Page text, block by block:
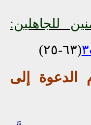
للجاهلين:
(٦٣-٢٥)
الدعوة إلى